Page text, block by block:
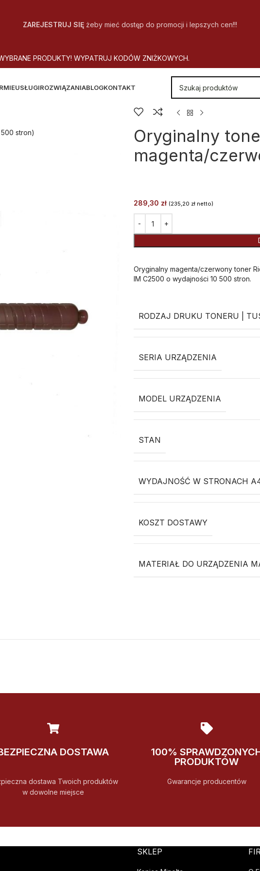
ZAREJESTRUJ SIĘżeby mieć dostęp do promocji i lepszych cen!!!
YBRANE PRODUKTY! WYPATRUJ KODÓW ZNIŻKOWYCH.
USŁUGIROZWIĄZANIABLOGKONTAKT
stron)
Oryginalny
magenta/
289,30 zł (235,20 złnetto)
Oryginalny magenta/czerwony toner
IM C2500 o wydajności 10 500 stron.
RODZAJ DRUKU TONERU |
SERIA URZĄDZENIA
MODEL URZĄDZENIA
STAN
WYDAJNOŚĆ W STRONACH
KOSZT DOSTAWY
MATERIAŁ DO URZĄDZENIA
DOSTAWA
dostawa Twoich produktów
w dowolne miejsce
100%
PRODUKTÓW
Gwarancje producentów
SKLEP